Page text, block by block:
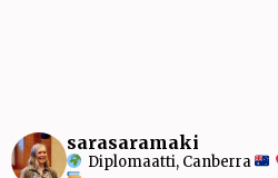
sarasaramaki
Diplomaatti, Canberra